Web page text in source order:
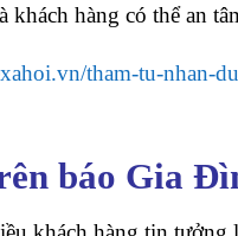
hàng có thể an
tham-tu-nhan-
báo Gia